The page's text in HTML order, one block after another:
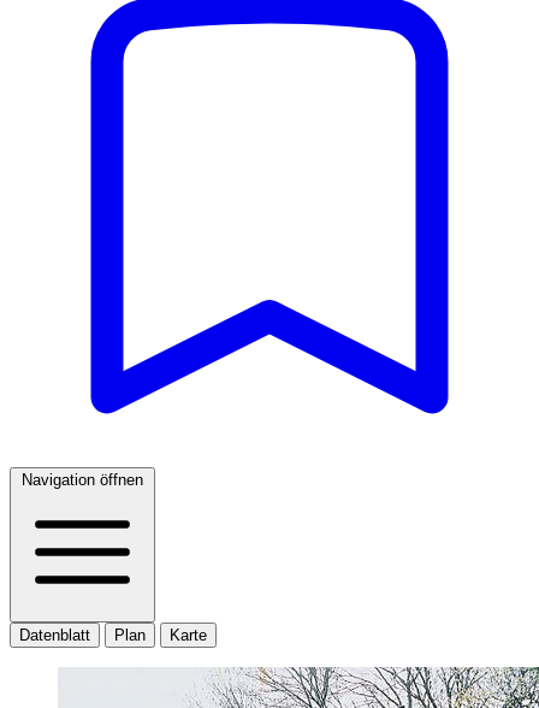
Navigation öffnen
Datenblatt Plan Karte